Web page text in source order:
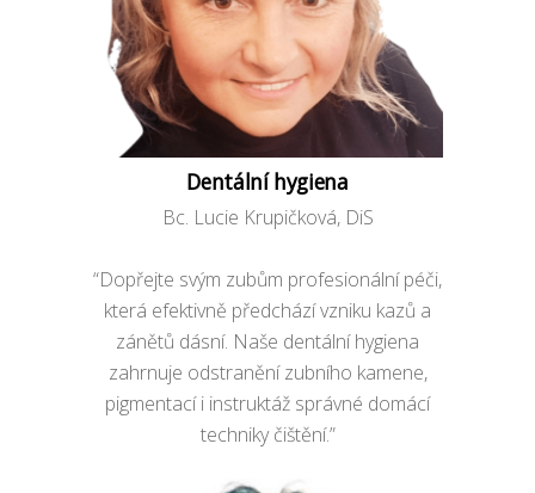
Dentální hygiena
Bc. Lucie Krupičková, DiS
“Dopřejte svým zubům profesionální péči,
která efektivně předchází vzniku kazů a
zánětů dásní. Naše dentální hygiena
zahrnuje odstranění zubního kamene,
pigmentací i instruktáž správné domácí
techniky čištění.”